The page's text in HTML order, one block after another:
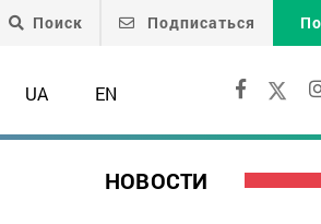
Поиск Подписаться
UA EN
НОВОСТИ